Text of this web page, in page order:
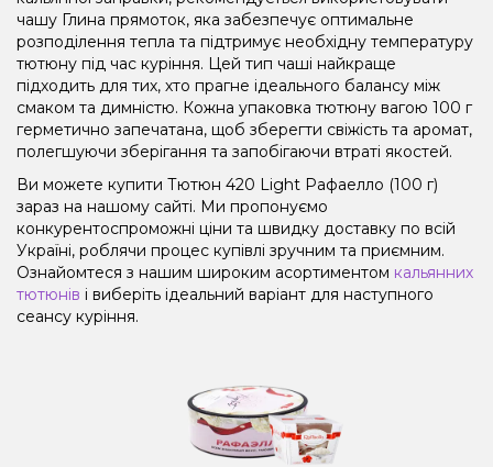
чашу Глина прямоток, яка забезпечує оптимальне
розподілення тепла та підтримує необхідну температуру
тютюну під час куріння. Цей тип чаші найкраще
підходить для тих, хто прагне ідеального балансу між
смаком та димністю. Кожна упаковка тютюну вагою 100 г
герметично запечатана, щоб зберегти свіжість та аромат,
полегшуючи зберігання та запобігаючи втраті якостей.
Ви можете купити Тютюн 420 Light Рафаелло (100 г)
зараз на нашому сайті. Ми пропонуємо
конкурентоспроможні ціни та швидку доставку по всій
Україні, роблячи процес купівлі зручним та приємним.
Ознайомтеся з нашим широким асортиментом кальянних
тютюнів і виберіть ідеальний варіант для наступного
сеансу куріння.